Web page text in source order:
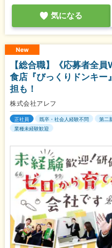
気になる
New
【総合職】《応募者全
食店『びっくりドンキ
担も！
株式会社アレフ
正社員 既卒・社会人経験不問 第二
業種未経験歓迎